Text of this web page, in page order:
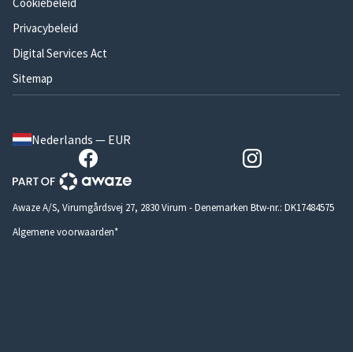
Privacybeleid
Digital Services Act
Sitemap
Nederlands — EUR
Awaze A/S, Virumgårdsvej 27, 2830 Virum - Denemarken Btw-nr.: DK17484575
Algemene voorwaarden*